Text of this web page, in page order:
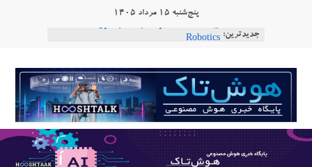
پنج‌شنبه ۱۵ مرداد ۱۴۰۵
جدیدترین:
Consensus.app
هوش مصنوعی با تنش‌های اجتماعی چه می‌کند؟
دستاورد تازه ایلان ماسک؛ هوش مصنوعی با لهجه
طبیعی فارسی
هوشتاک
پایگاه